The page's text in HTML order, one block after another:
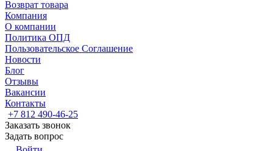
Возврат товара
Компания
О компании
Политика ОПД
Пользовательское Соглашение
Новости
Блог
Отзывы
Вакансии
Контакты
+7 812 490-46-25
Заказать звонок
Задать вопрос